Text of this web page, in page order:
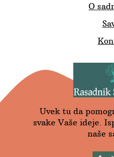
Uvek tu da
svake Vaše ideje.
naše
O